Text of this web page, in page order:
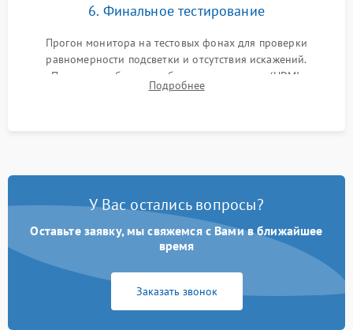
6. Финальное тестирование
Прогон монитора на тестовых фонах для проверки
равномерности подсветки и отсутствия искажений.
Проверка работоспособности всех портов (HDMI,
DisplayPort, VGA) и кнопок управления под нагрузкой в
Подробнее
У Вас остались вопросы?
Оставьте заявку, мы свяжемся с Вами в ближайшее
время
Заказать звонок